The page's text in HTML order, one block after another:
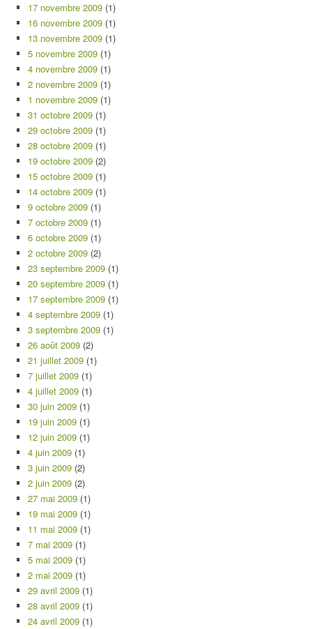
17 novembre 2009 (1)
16 novembre 2009 (1)
13 novembre 2009 (1)
5 novembre 2009 (1)
4 novembre 2009 (1)
2 novembre 2009 (1)
1 novembre 2009 (1)
31 octobre 2009 (1)
29 octobre 2009 (1)
28 octobre 2009 (1)
19 octobre 2009 (2)
15 octobre 2009 (1)
14 octobre 2009 (1)
9 octobre 2009 (1)
7 octobre 2009 (1)
6 octobre 2009 (1)
2 octobre 2009 (2)
23 septembre 2009 (1)
20 septembre 2009 (1)
17 septembre 2009 (1)
4 septembre 2009 (1)
3 septembre 2009 (1)
26 août 2009 (2)
21 juillet 2009 (1)
7 juillet 2009 (1)
4 juillet 2009 (1)
30 juin 2009 (1)
19 juin 2009 (1)
12 juin 2009 (1)
4 juin 2009 (1)
3 juin 2009 (2)
2 juin 2009 (2)
27 mai 2009 (1)
19 mai 2009 (1)
11 mai 2009 (1)
7 mai 2009 (1)
5 mai 2009 (1)
2 mai 2009 (1)
29 avril 2009 (1)
28 avril 2009 (1)
24 avril 2009 (1)